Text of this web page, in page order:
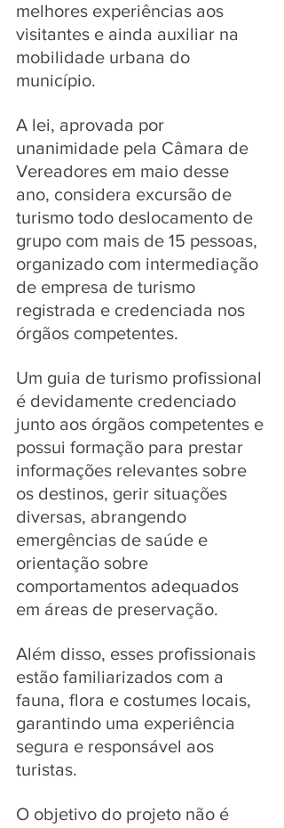
melhores experiências aos
visitantes e ainda auxiliar na
mobilidade urbana do
município.
A lei, aprovada por
unanimidade pela Câmara de
Vereadores em maio desse
ano, considera excursão de
turismo todo deslocamento de
grupo com mais de 15 pessoas,
organizado com intermediação
de empresa de turismo
registrada e credenciada nos
órgãos competentes.
Um guia de turismo profissional
é devidamente credenciado
junto aos órgãos competentes e
possui formação para prestar
informações relevantes sobre
os destinos, gerir situações
diversas, abrangendo
emergências de saúde e
orientação sobre
comportamentos adequados
em áreas de preservação.
Além disso, esses profissionais
estão familiarizados com a
fauna, flora e costumes locais,
garantindo uma experiência
segura e responsável aos
turistas.
O objetivo do projeto não é